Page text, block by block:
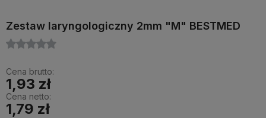
Zestaw laryngologiczny 2mm "M" BESTMED
Cena brutto:
1,93 zł
Cena netto:
1,79 zł